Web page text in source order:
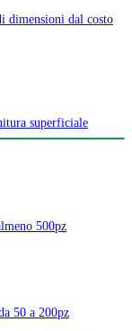
dimensioni dal costo
superficiale
500pz
50 a 200pz